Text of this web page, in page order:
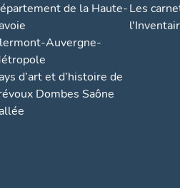
de la Haute-
Auvergne-
d’art et d’histoire de
Dombes Saône
Les